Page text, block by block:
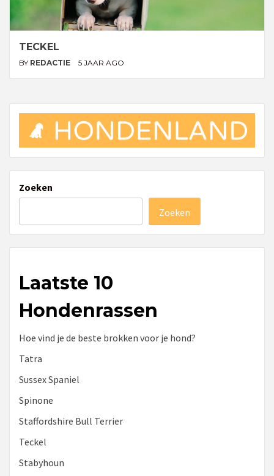
TECKEL
BY REDACTIE 5 JAAR AGO
Zoeken
Zoeken
Laatste 10
Hondenrassen
Hoe vind je de beste brokken voor je hond?
Tatra
Sussex Spaniel
Spinone
Staffordshire Bull Terrier
Teckel
Stabyhoun